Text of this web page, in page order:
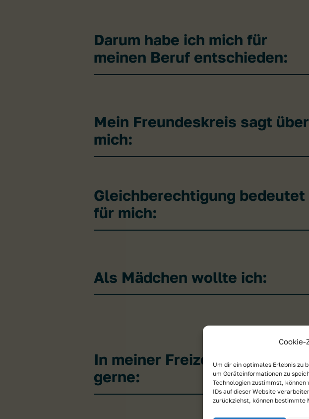
Cookie-
Um dir ein optimales Erlebnis zu
um Geräteinformationen zu
Technologien zustimmst,
IDs auf dieser Website
zurückziehst, können bestimmte
Darum habe ich mich für
meinen Beruf entschieden:
Mein Freundeskreis sagt über
mich:
Gleichberechtigung bedeutet
für mich:
Als Mädchen wollte ich:
In meiner Freizeit mache ich
gerne: